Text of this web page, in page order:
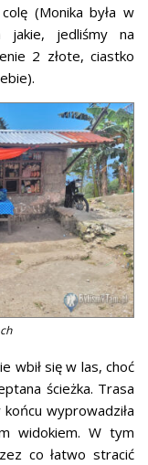
(Monika była w
jakie, jedliśmy na
2 złote, ciastko
wbił się w las, choć
ścieżka. Trasa
wyprowadziła
widokiem. W tym
co łatwo stracić